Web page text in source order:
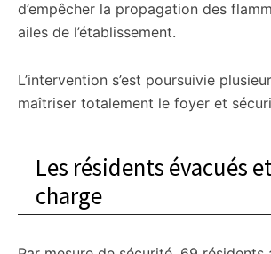
d’empêcher la propagation des
ailes de l’établissement.
L’intervention s’est poursuivie
maîtriser totalement le foyer et
Les résidents évacués
charge